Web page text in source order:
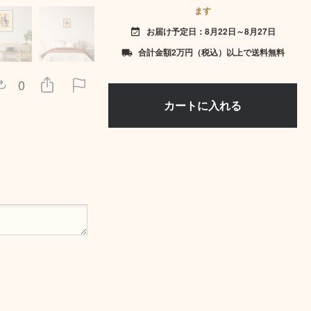
0
ます
event_available お届け予定日：8月22日～8月27日
local_shipping 合計金額2万円（税込）以上で送料無料